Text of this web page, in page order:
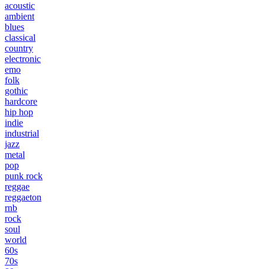
acoustic
ambient
blues
classical
country
electronic
emo
folk
gothic
hardcore
hip hop
indie
industrial
jazz
metal
pop
punk rock
reggae
reggaeton
rnb
rock
soul
world
60s
70s